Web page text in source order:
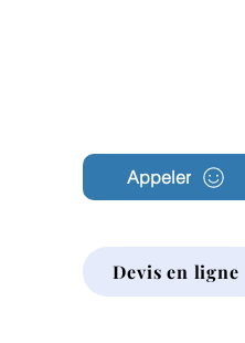
Appeler
Devis en ligne